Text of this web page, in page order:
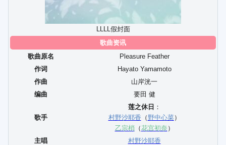
LLLL假封面
歌曲资讯
歌曲原名
Pleasure Feather
作词
Hayato Yamamoto
作曲
山岸洸一
编曲
要田 健
歌手
莲之休日 ：
村野沙耶香 （ 野中心菜）
乙宗梢 （花宫初奈 ）
主唱
村野沙耶香